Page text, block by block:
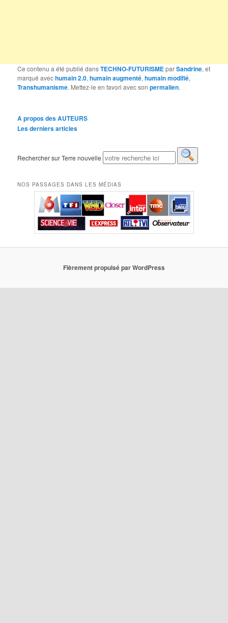
Ce contenu a été publié dansTECHNO-FUTURISMEparSandrine, et
marqué avechumain 2.0,humain augmenté,humain modifié,
Transhumanisme. Mettez-le en favori avec sonpermalien.
A propos des AUTEURS
Les derniers articles
Rechercher sur Terre nouvelle
NOS PASSAGES DANS LES MÉDIAS
Fièrement propulsé par WordPress